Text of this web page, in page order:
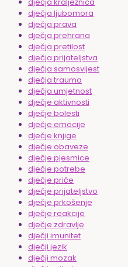
dječja ljubomora
dječja prava
dječja prehrana
dječja pretilost
dječja prijateljstva
dječja samosvijest
dječja trauma
dječja umjetnost
dječje aktivnosti
dječje bolesti
dječje emocije
dječje knjige
dječje obaveze
dječje pjesmice
dječje potrebe
dječje priče
dječje prijateljstvo
dječje prkošenje
dječje reakcije
dječje zdravlje
dječji imunitet
dječji jezik
dječji mozak